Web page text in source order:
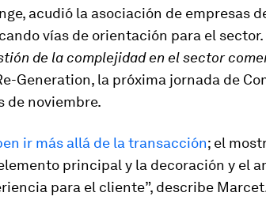
acudió la asociación de empresas
vías de orientación para el
de la complejidad en el sector
Generation, la próxima jornada de
de noviembre.
ir más allá de la transacción; el
principal y la decoración y el
para el cliente”, describe